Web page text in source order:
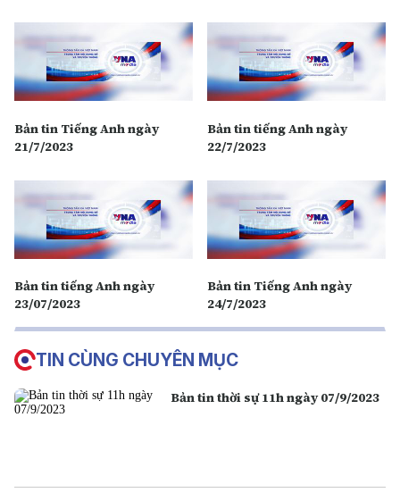
Bản tin Tiếng Anh ngày
21/7/2023
Bản tin tiếng Anh ngày
22/7/2023
Bản tin tiếng Anh ngày
23/07/2023
Bản tin Tiếng Anh ngày
24/7/2023
TIN CÙNG CHUYÊN MỤC
Bản tin thời sự 11h ngày 07/9/2023